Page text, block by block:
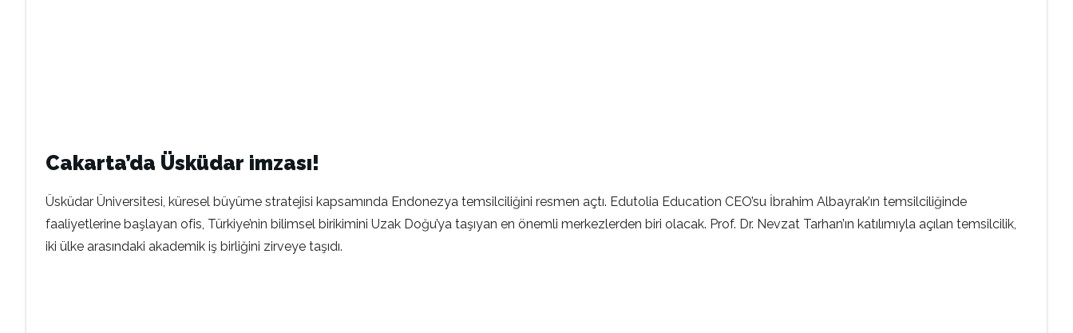
Cakarta’da Üsküdar imzası!
Üsküdar Üniversitesi, küresel büyüme stratejisi kapsamında Endonezya temsilciliğini resmen açtı. Edutolia Education CEO’su İbrahim Albayrak’ın temsilciliğinde
faaliyetlerine başlayan ofis, Türkiye’nin bilimsel birikimini Uzak Doğu’ya taşıyan en önemli merkezlerden biri olacak. Prof. Dr. Nevzat Tarhan’ın katılımıyla açılan temsilcilik,
iki ülke arasındaki akademik iş birliğini zirveye taşıdı.